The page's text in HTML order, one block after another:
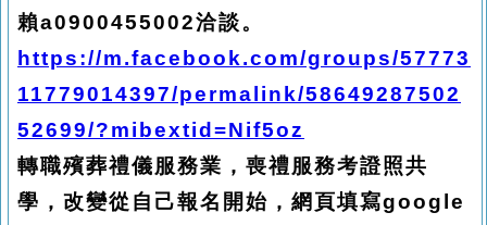
賴a0900455002洽談。
https://m.facebook.com/groups/57773
11779014397/permalink/58649287502
52699/?mibextid=Nif5oz
轉職殯葬禮儀服務業，喪禮服務考證照共
學，改變從自己報名開始，網頁填寫google